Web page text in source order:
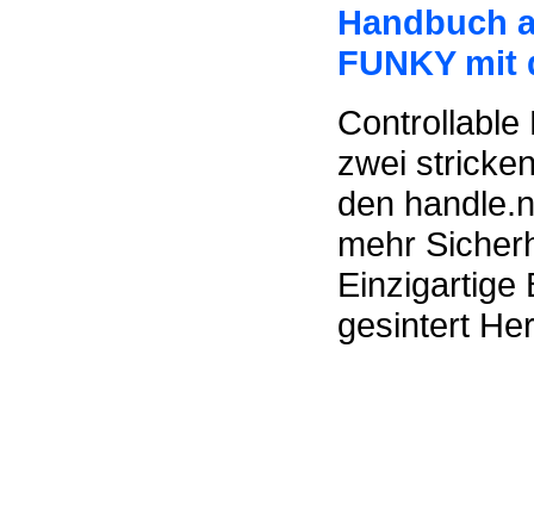
Handbuch
FUNKY mit
Controllable
zwei
den
mehr
Einzigartige
gesintert